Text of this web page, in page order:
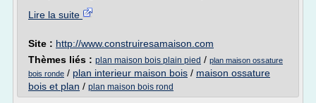
Lire la suite
Site : http://www.construiresamaison.com
Thèmes liés : plan maison bois plain pied / plan maison ossature
bois ronde / plan interieur maison bois / maison ossature
bois et plan / plan maison bois rond